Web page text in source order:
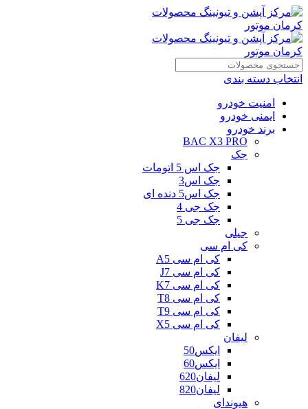
انتخاب دسته بندی
امنیت خودرو
ایمنی خودرو
برند خودرو
BAC X3 PRO
جک
جک اس 5 اتومات
جک اس3
جک اس5 دنده ای
جک جی 4
جک جی 5
جیلی
کی ام سی
کی ام سی A5
کی ام سی J7
کی ام سی K7
کی ام سی T8
کی ام سی T9
کی ام سی X5
لیفان
ایکس50
ایکس60
لیفان620
لیفان820
هیوندای